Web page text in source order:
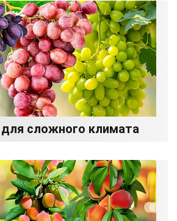
сложного климата